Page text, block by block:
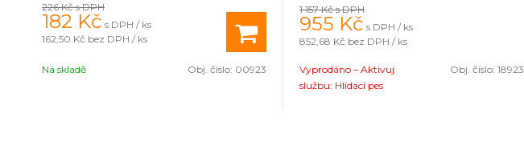
kyselina pantotenová, vitamíny B a E.
226 Kčs DPH
182 Kč s DPH / ks
162,50 Kč bez DPH / ks
Na skladě Obj. číslo: 00923
Opti 7 Digest
efektivní vstřebávání. Nejkomplexnější
výživa vytvořená pro zdravou podporu kloubů
přírodní sladidlo stévie, čímž se zvyšuje jeho
kvalita.
1 157 Kčs DPH
955 Kč s DPH / ks
852,68 Kč bez DPH / ks
Vyprodáno – Aktivuj
službu: Hlídací pes
Obj. číslo: 18923